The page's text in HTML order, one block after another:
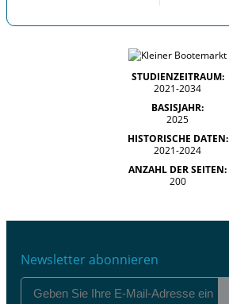
STUDIENZEITRAUM:
2021-2034
BASISJAHR:
2025
HISTORISCHE DATEN:
2021-2024
ANZAHL DER SEITEN:
200
Newsletter abonnieren